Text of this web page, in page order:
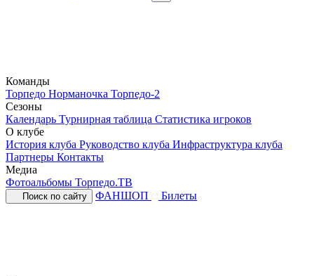
Команды
Торпедо Норманочка Торпедо-2
Сезоны
Календарь Турнирная таблица Статистика игроков
О клубе
История клуба Руководство клуба Инфраструктура клуба
Партнеры Контакты
Медиа
Фотоальбомы Торпедо.ТВ
Поиск по сайту ФАНШОП Билеты